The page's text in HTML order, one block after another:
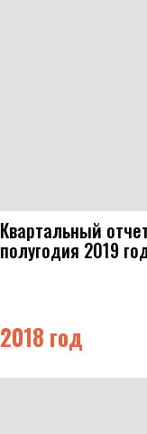
Квартальный
полугодия 2019
2018 год